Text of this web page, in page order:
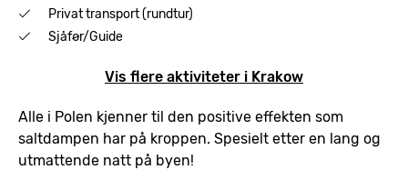
Privat transport (rundtur)
Sjåfør/Guide
Vis flere aktiviteter i Krakow
Alle i Polen kjenner til den positive effekten som
saltdampen har på kroppen. Spesielt etter en lang og
utmattende natt på byen!